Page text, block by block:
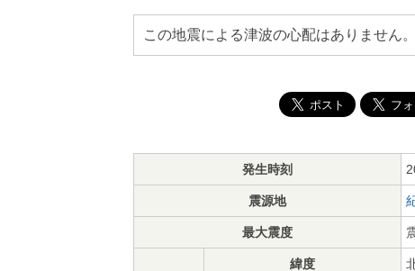
この地震による津波の心配はありません。
発生時刻
震源地
最大震度
緯度